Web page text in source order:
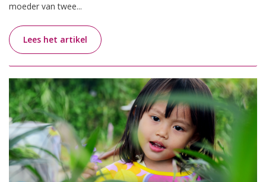
moeder van twee...
Lees het artikel